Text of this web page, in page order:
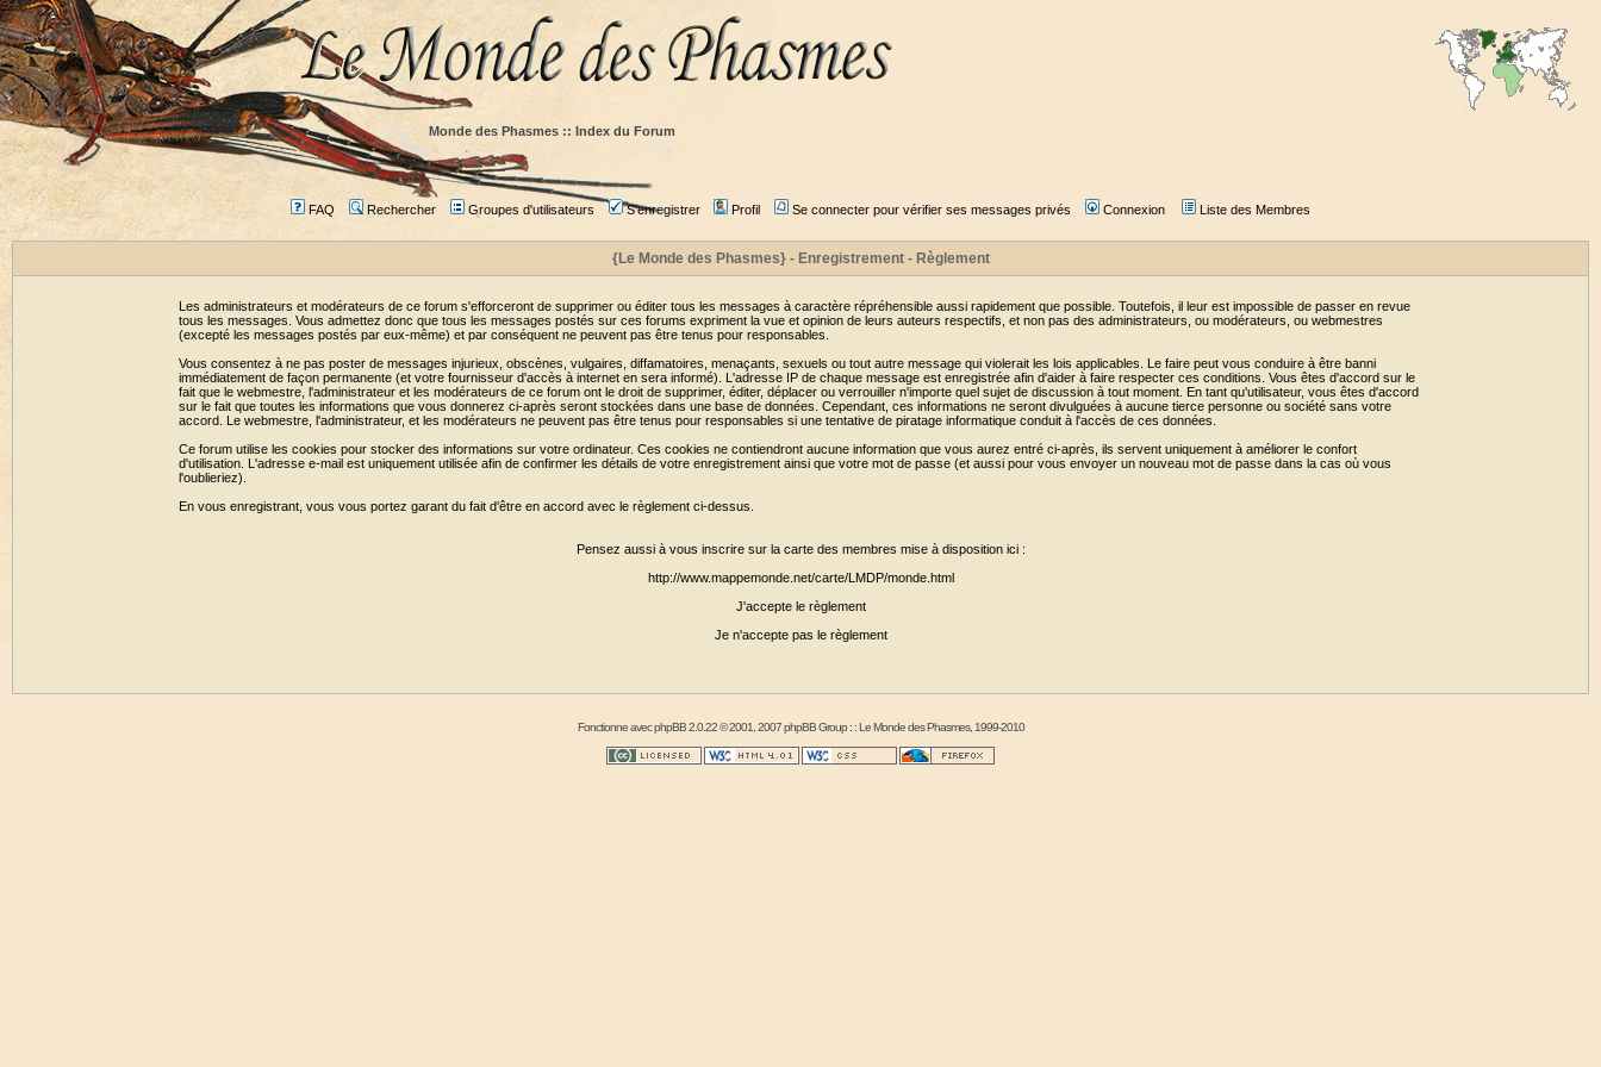
Monde des Phasmes :: Index du Forum
FAQ Rechercher Groupes d'utilisateurs S'enregistrer Profil Se connecter pour vérifier ses messages privés Connexion Liste des Membres
{Le Monde des Phasmes} - Enregistrement - Règlement
Les administrateurs et modérateurs de ce forum s'efforceront de supprimer ou éditer tous les messages à caractère répréhensible aussi rapidement que possible. Toutefois, il leur est impossible de passer en revue
tous les messages. Vous admettez donc que tous les messages postés sur ces forums expriment la vue et opinion de leurs auteurs respectifs, et non pas des administrateurs, ou modérateurs, ou webmestres
(excepté les messages postés par eux-même) et par conséquent ne peuvent pas être tenus pour responsables.
Vous consentez à ne pas poster de messages injurieux, obscènes, vulgaires, diffamatoires, menaçants, sexuels ou tout autre message qui violerait les lois applicables. Le faire peut vous conduire à être banni
immédiatement de façon permanente (et votre fournisseur d'accès à internet en sera informé). L'adresse IP de chaque message est enregistrée afin d'aider à faire respecter ces conditions. Vous êtes d'accord sur le
fait que le webmestre, l'administrateur et les modérateurs de ce forum ont le droit de supprimer, éditer, déplacer ou verrouiller n'importe quel sujet de discussion à tout moment. En tant qu'utilisateur, vous êtes d'accord
sur le fait que toutes les informations que vous donnerez ci-après seront stockées dans une base de données. Cependant, ces informations ne seront divulguées à aucune tierce personne ou société sans votre
accord. Le webmestre, l'administrateur, et les modérateurs ne peuvent pas être tenus pour responsables si une tentative de piratage informatique conduit à l'accès de ces données.
Ce forum utilise les cookies pour stocker des informations sur votre ordinateur. Ces cookies ne contiendront aucune information que vous aurez entré ci-après, ils servent uniquement à améliorer le confort
d'utilisation. L'adresse e-mail est uniquement utilisée afin de confirmer les détails de votre enregistrement ainsi que votre mot de passe (et aussi pour vous envoyer un nouveau mot de passe dans la cas où vous
l'oublieriez).
En vous enregistrant, vous vous portez garant du fait d'être en accord avec le règlement ci-dessus.
Pensez aussi à vous inscrire sur la carte des membres mise à disposition ici :
http://www.mappemonde.net/carte/LMDP/monde.html
J'accepte le règlement
Je n'accepte pas le règlement
Fonctionne avecphpBB2.0.22 © 2001, 2007 phpBB Group : :Le Monde des Phasmes, 1999-2010